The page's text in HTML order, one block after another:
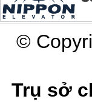
©
Trụ sở